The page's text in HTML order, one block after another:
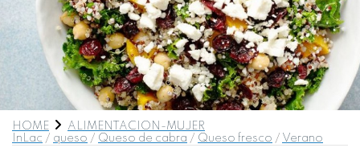
HOME
ALIMENTACION-MUJER
InLac / queso / Queso de cabra / Queso fresco / Verano